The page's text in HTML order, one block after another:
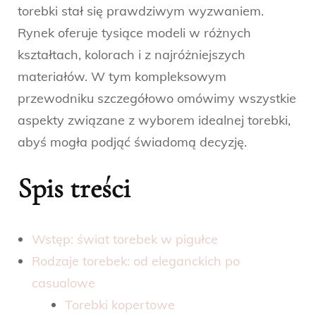
torebki stał się prawdziwym wyzwaniem.
Rynek oferuje tysiące modeli w różnych
kształtach, kolorach i z najróżniejszych
materiałów. W tym kompleksowym
przewodniku szczegółowo omówimy wszystkie
aspekty związane z wyborem idealnej torebki,
abyś mogła podjąć świadomą decyzję.
Spis treści
Wstęp: świat torebek w pigułce
Rodzaje torebek: od eleganckich po
casualowe
Torebki kopertowe